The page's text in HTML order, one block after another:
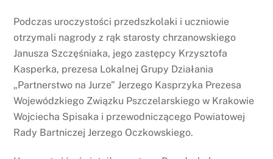
Podczas uroczystości przedszkolaki i uczniowie
otrzymali nagrody z rąk starosty chrzanowskiego
Janusza Szczęśniaka, jego zastępcy Krzysztofa
Kasperka, prezesa Lokalnej Grupy Działania
„Partnerstwo na Jurze” Jerzego Kasprzyka Prezesa
Wojewódzkiego Związku Pszczelarskiego w Krakowie
Wojciecha Spisaka i przewodniczącego Powiatowej
Rady Bartniczej Jerzego Oczkowskiego.